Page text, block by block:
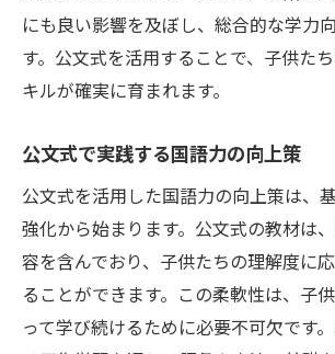
にも良い影響を及ぼし、総合的な学力
す。公文式を活用することで、子供た
キルが確実に育まれます。
公文式で実践する国語力の向上策
公文式を活用した国語力の向上策は、
強化から始まります。公文式の教材は
容を含んでおり、子供たちの理解度に
ることができます。この柔軟性は、子
って学び続けるために必要不可欠です